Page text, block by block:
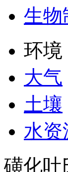
生物
环境
大气
土壤
水资
磺化吐